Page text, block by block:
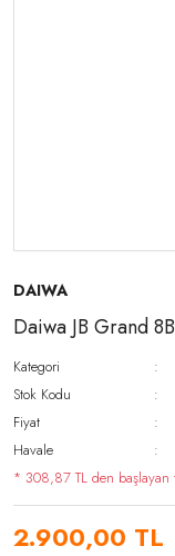
DAIWA
Daiwa JB Grand
Kategori
Stok Kodu
Fiyat
Havale
* 308,87 TL den başlayan
2.900,00 TL